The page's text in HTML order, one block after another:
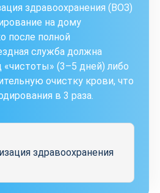
здравоохранения (ВОЗ)
на дому
после полной
служба должна
«чистоты» (3–5 дней) либо
очистку крови, что
в 3 раза.
здравоохранения